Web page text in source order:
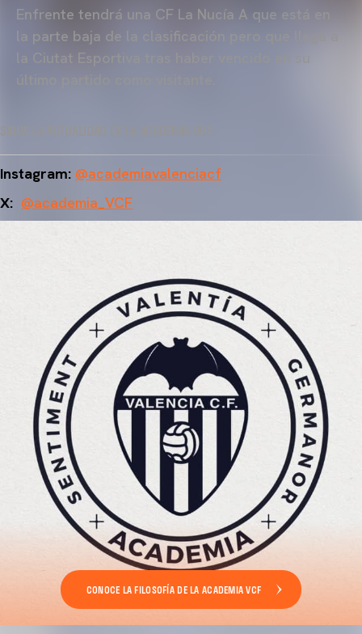
Enfrente tendrá una CF La Nucía A que está en
la parte baja de la clasificación pero que llega a
la Ciutat Esportiva tras haber vencido en su
SIGUE LA ACTUALIDAD DE LA ACADEMIA VCF:
Instagram: @academiavalenciacf
X: @academia_VCF
CONOCE LA FILOSOFÍA DE LA ACADEMIA VCF